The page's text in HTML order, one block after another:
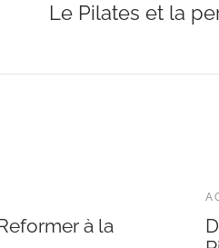
Le Pilates et la
à la